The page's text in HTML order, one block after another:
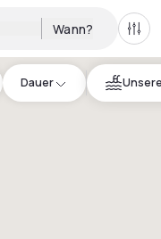
Wann? Alle
Dauer